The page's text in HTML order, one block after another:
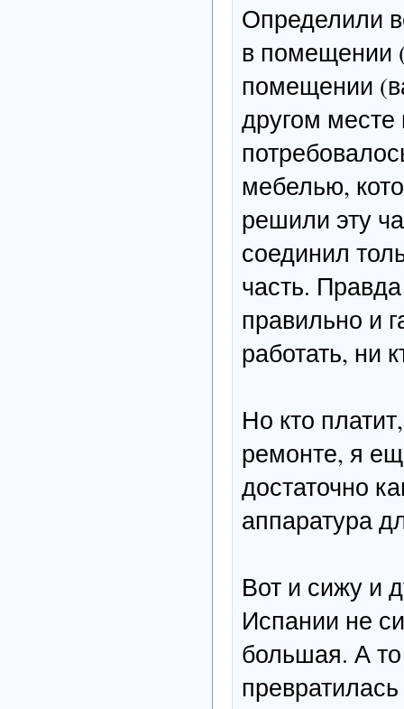
Определили
в помещении
помещении
другом
мебелью,
решили эту
соединил
часть.
правильно и
работать, ни
Но кто
ремонте, я
достаточно
аппаратура
Вот и сижу и
Испании не
большая. А